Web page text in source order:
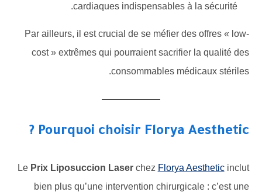
cardiaques indispensables à la sécurité.
Par ailleurs, il est crucial de se méfier des offres « low-
cost » extrêmes qui pourraient sacrifier la qualité des
consommables médicaux stériles.
Pourquoi choisir Florya Aesthetic ?
LePrix Liposuccion LaserchezFlorya Aestheticinclut
bien plus qu’une intervention chirurgicale : c’est une